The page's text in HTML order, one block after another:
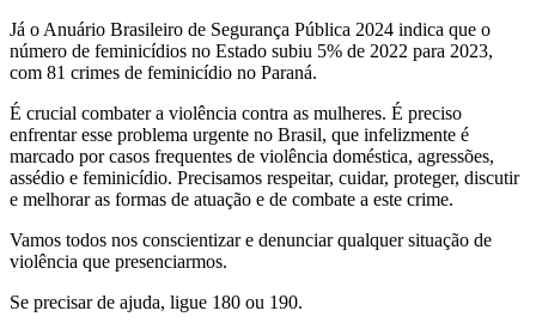
Já o Anuário Brasileiro de Segurança Pública 2024 indica que o
número de feminicídios no Estado subiu 5% de 2022 para 2023,
com 81 crimes de feminicídio no Paraná.
É crucial combater a violência contra as mulheres. É preciso
enfrentar esse problema urgente no Brasil, que infelizmente é
marcado por casos frequentes de violência doméstica, agressões,
assédio e feminicídio. Precisamos respeitar, cuidar, proteger, discutir
e melhorar as formas de atuação e de combate a este crime.
Vamos todos nos conscientizar e denunciar qualquer situação de
violência que presenciarmos.
Se precisar de ajuda, ligue 180 ou 190.